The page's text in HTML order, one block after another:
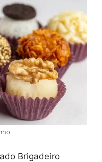
Brigadeiro